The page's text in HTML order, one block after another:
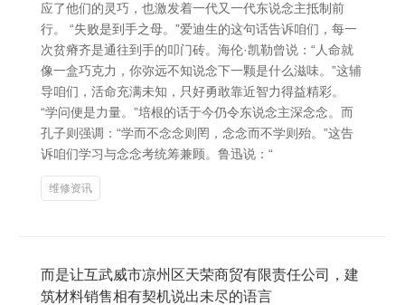
应了他们的灵巧，也激发着一代又一代东说念主抵制前
行。 “失败是到手之母。”爱迪生的这句话告诉咱们，每一
次贫瘠齐是通往到手的叩门砖。海伦·凯勒曾说：“人命就
像一盒巧克力，你弥远不知说念下一颗是什么滋味。”这辅
导咱们，活命充满未知，只好勇敢靠近智力得益精彩。
“学问便是力量。”培根的话于今仍令东说念主深念念。而
孔子则强调：“学而不念念则罔，念念而不学则殆。”这告
诉咱们学习与念念考统筹兼顾。鲁迅说：“
维修资讯
而是让互武威市凉州区天荣商贸有限责任公司，建
筑材料销售相有契机说出未尽的语言